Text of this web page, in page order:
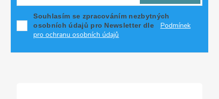
Souhlasím se zpracováním nezbytných
osobních údajů pro Newsletter dle
Podmínek
pro ochranu osobních údajů